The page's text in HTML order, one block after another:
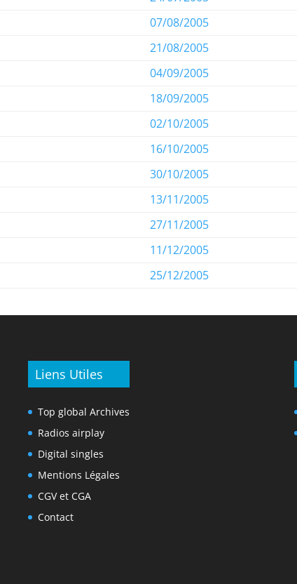
07/08/2005
21/08/2005
04/09/2005
18/09/2005
02/10/2005
16/10/2005
30/10/2005
13/11/2005
27/11/2005
11/12/2005
25/12/2005
Liens Utiles
Top global Archives
Radios airplay
Digital singles
Mentions Légales
CGV et CGA
Contact